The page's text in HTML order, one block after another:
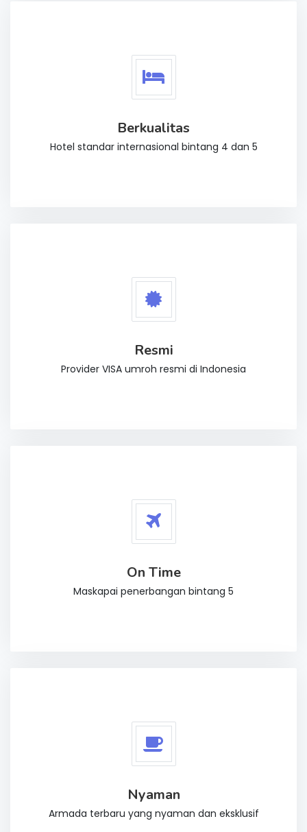
Berkualitas
Hotel standar internasional bintang 4 dan 5
Resmi
Provider VISA umroh resmi di Indonesia
On Time
Maskapai penerbangan bintang 5
Nyaman
Armada terbaru yang nyaman dan eksklusif